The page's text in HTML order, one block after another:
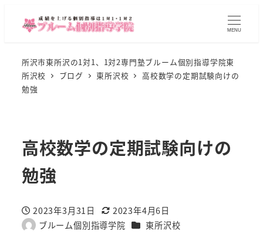
MENU
所沢市東所沢の1対1、1対2専門塾ブルーム個別指導学院東
所沢校
ブログ 東所沢校
高校数学の定期試験向けの
勉強
高校数学の定期試験向けの
勉強
投稿日
2023年3月31日
更新日
2023年4月6日
著
ブルーム個別指導学院 カテゴリー
東所沢校